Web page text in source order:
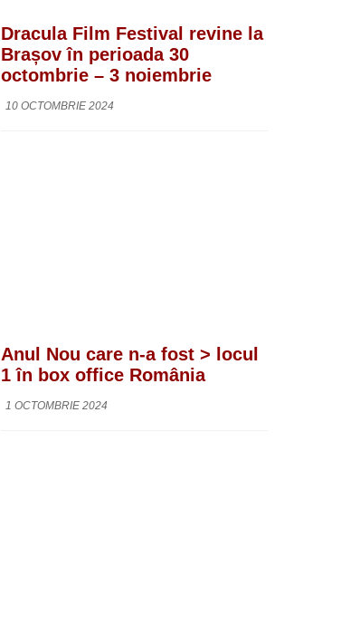
Dracula Film Festival revine la
Brașov în perioada 30
octombrie – 3 noiembrie
10 OCTOMBRIE 2024
Anul Nou care n-a fost > locul
1 în box office România
1 OCTOMBRIE 2024